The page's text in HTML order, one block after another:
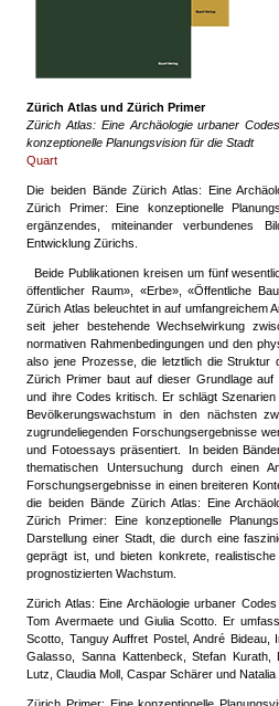
Zürich Atlas und Zürich Primer
Zürich Atlas: Eine Archäologie urbaner
konzeptionelle Planungsvision für die Stadt
Quart
Die beiden Bände Zürich Atlas: Eine
Zürich Primer: Eine konzeptionelle
ergänzendes, miteinander verbundenes
Entwicklung Zürichs.
Beide Publikationen kreisen um fünf
öffentlicher Raum», «Erbe», «Öffentliche
Zürich Atlas beleuchtet in auf umfangreichem
seit jeher bestehende Wechselwirkung
normativen Rahmenbedingungen und den
also jene Prozesse, die letztlich die Struktur
Zürich Primer baut auf dieser Grundlage
und ihre Codes kritisch. Er schlägt
Bevölkerungswachstum in den nächsten
zugrundeliegenden Forschungsergebnisse
und Foto­essays präsentiert. In beiden
thematischen Untersuchung durch einen
Forschungsergebnisse in einen breiteren
die beiden Bände Zürich Atlas: Eine
Zürich Primer: Eine konzeptionelle
Darstellung einer Stadt, die durch eine
geprägt ist, und bieten konkrete,
prognostizierten Wachstum.
Zürich Atlas: Eine Archäologie urbaner
Tom Avermaete und Giulia Scotto. Er
Scotto, Tanguy Auffret Postel, André
Galasso, Sanna Kattenbeck, Stefan
Lutz, Claudia Moll, Caspar Schärer und Natalia